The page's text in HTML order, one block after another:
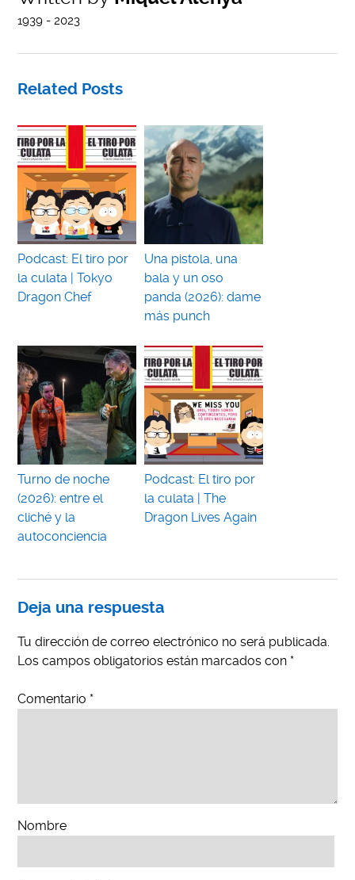
1939 - 2023
Related Posts
Podcast: El tiro por
la culata | Tokyo
Dragon Chef
Una pistola, una
bala y un oso
panda (2026): dame
más punch
Turno de noche
(2026): entre el
cliché y la
autoconciencia
Podcast: El tiro por
la culata | The
Dragon Lives Again
Deja una respuesta
Tu dirección de correo electrónico no será publicada.
Los campos obligatorios están marcados con *
Comentario *
Nombre